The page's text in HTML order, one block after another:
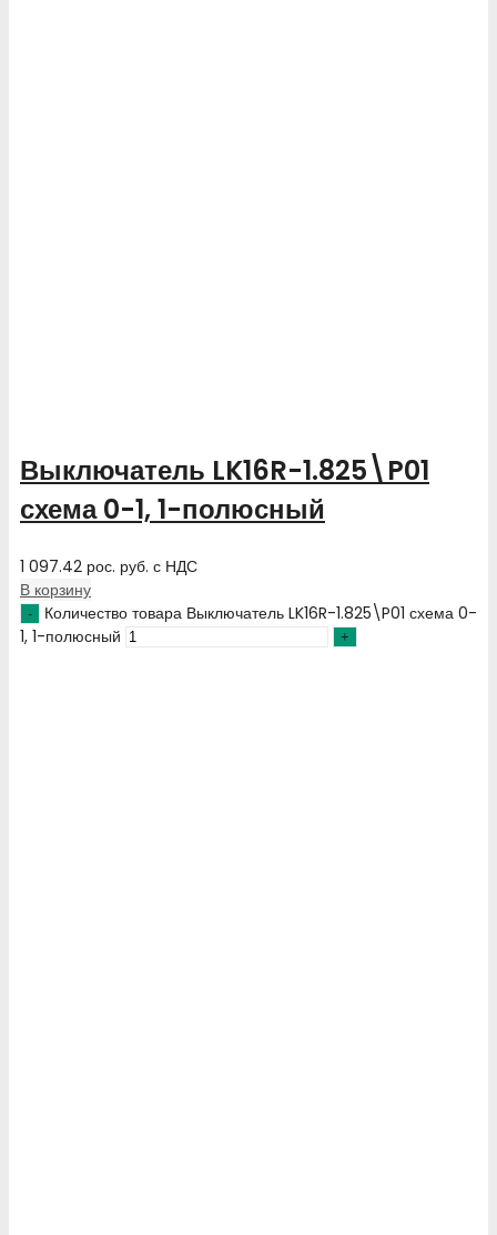
Выключатель LK16R-1.825\P01
схема 0-1, 1-полюсный
1 097.42 рос. руб. с НДС
В корзину
Количество товара Выключатель LK16R-1.825\P01 схема 0-
1, 1-полюсный